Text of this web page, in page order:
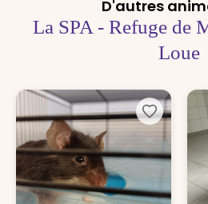
D'autres
La SPA - Refuge de
Loue